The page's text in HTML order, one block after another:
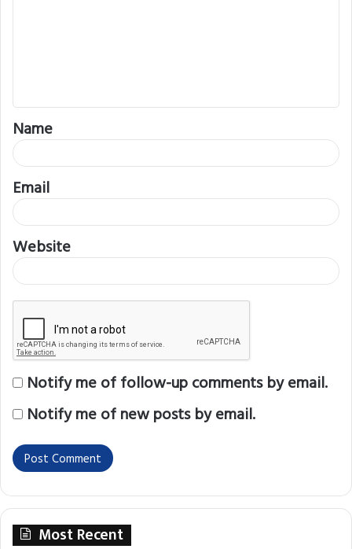
t
*
Name
Email
Website
Notify me of follow-up comments by email.
Notify me of new posts by email.
Most Recent